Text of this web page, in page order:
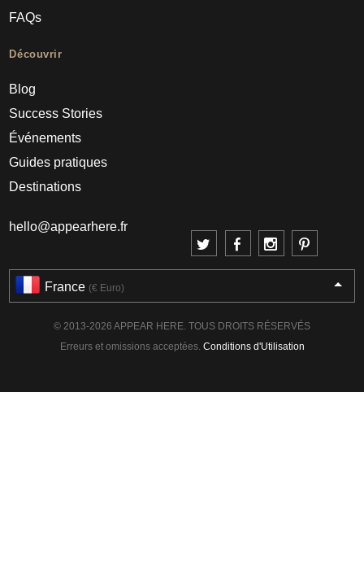
FAQs
Découvrir
Blog
Success Stories
Événements
Guides pratiques
Destinations
hello@appearhere.fr
France (€ Euro)
© 2013-2026 APPEAR HERE. TOUS DROITS RÉSERVÉS
Erreurs et omissions acceptées. Conditions d'Utilisation